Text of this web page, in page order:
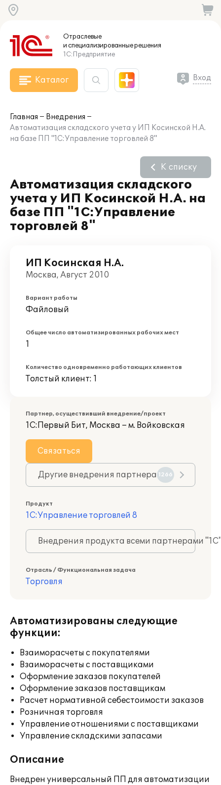
Отраслевые
и специализированныерешения
1С:Предприятие
Каталог Вход
Главная
Внедрения
Автоматизация складского учета у ИП Косинской Н.А.
на базе ПП "1С:Управление торговлей 8"
Автоматизация складского
учета у ИП Косинской Н.А. на
базе ПП "1С:Управление
торговлей 8"
К списку
ИП Косинская Н.А.
Москва, Август 2010
Вариант работы
Файловый
Общее число автоматизированных рабочих мест
1
Количество одновременно работающих клиентов
Толстый клиент: 1
Партнер, осуществивший внедрение/проект
1С:Первый Бит, Москва – м. Войковская
Связаться
Другие внедрения партнера 1266
Продукт
1С:Управление торговлей 8
Внедрения продукта всеми партнерами
Отрасль / Функциональная задача
Торговля
Автоматизированы следующие
функции:
Взаиморасчеты с покупателями
Взаиморасчеты с поставщиками
Оформление заказов покупателей
Оформление заказов поставщикам
Расчет нормативной себестоимости заказов
Розничная торговля
Управление отношениями с поставщиками
Управление складскими запасами
Описание
Внедрен универсальный ПП для автоматизации